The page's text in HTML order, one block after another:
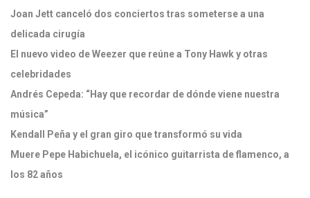
Joan Jett canceló dos conciertos tras someterse a una
delicada cirugía
El nuevo video de Weezer que reúne a Tony Hawk y otras
celebridades
Andrés Cepeda: “Hay que recordar de dónde viene nuestra
música”
Kendall Peña y el gran giro que transformó su vida
Muere Pepe Habichuela, el icónico guitarrista de flamenco, a
los 82 años